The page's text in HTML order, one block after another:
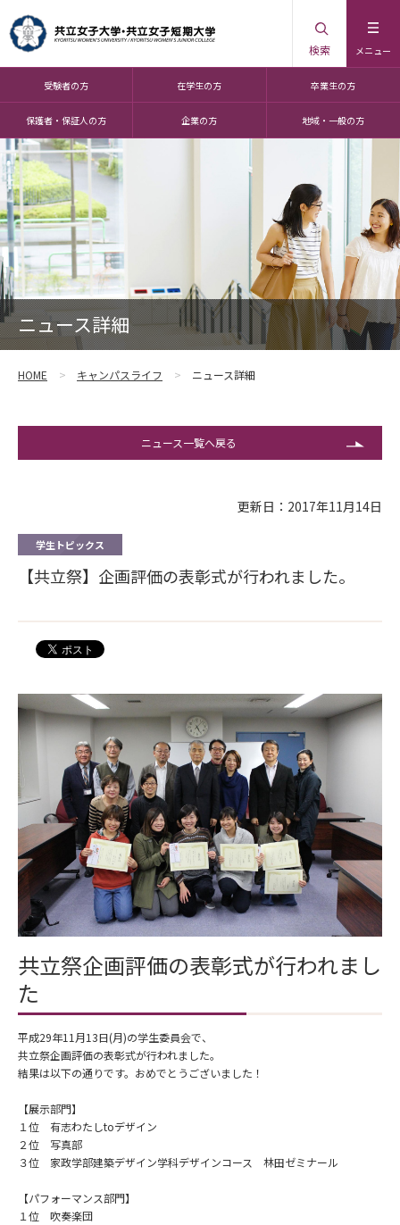
メニュー
検索
受験者の方 在学生の方 卒業生の方
保護者・保証人の方 企業の方 地域・一般の方
ニュース詳細
HOME キャンパスライフ ニュース詳細
ニュース一覧へ戻る
更新日：2017年11月14日
学生トピックス
【共立祭】企画評価の表彰式が行われました。
共立祭企画評価の表彰式が行われまし
た
平成29年11月13日(月)の学生委員会で、
共立祭企画評価の表彰式が行われました。
結果は以下の通りです。おめでとうございました！
【展示部門】
１位 有志わたしtoデザイン
２位 写真部
３位 家政学部建築デザイン学科デザインコース 林田ゼミナール
【パフォーマンス部門】
１位 吹奏楽団